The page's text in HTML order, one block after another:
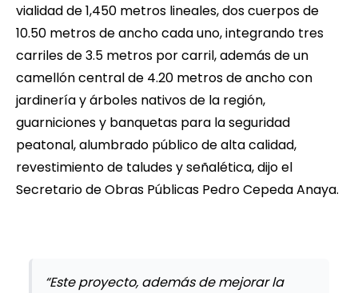
vialidad de 1,450 metros lineales, dos cuerpos de
10.50 metros de ancho cada uno, integrando tres
carriles de 3.5 metros por carril, además de un
camellón central de 4.20 metros de ancho con
jardinería y árboles nativos de la región,
guarniciones y banquetas para la seguridad
peatonal, alumbrado público de alta calidad,
revestimiento de taludes y señalética, dijo el
Secretario de Obras Públicas Pedro Cepeda Anaya.
“Este proyecto, además de mejorar la